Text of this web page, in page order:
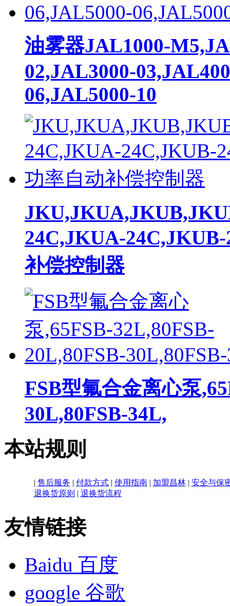
油雾器JAL1000-
02,JAL3000-
06,JAL5000-10
24C,JKUA-
补偿控制器
FSB型氟合金离心泵
30L,80FSB-34L,
本站规则
| 售后服务 | 付款方式| 使用指南| 加盟昌林| 安全与保
退换货原则 | 退换货流程
友情链接
Baidu 百度
google 谷歌